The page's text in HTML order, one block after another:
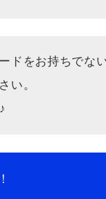
ドをお持ちでな
持参くだ
中！！